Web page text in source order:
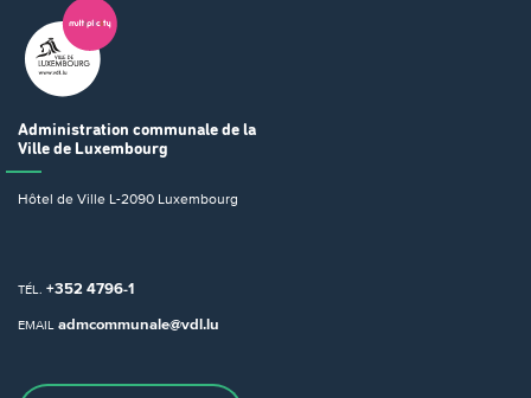
Administration communale de la
Ville de Luxembourg
Hôtel de Ville L-2090 Luxembourg
TÉL. +352 4796-1
EMAIL admcommunale@vdl.lu